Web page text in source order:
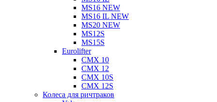
MS16 NEW
MS16 IL NEW
MS20 NEW
MS12S
MS15S
Eurolifter
CMX 10
CMX 12
CMX 10S
CMX 12S
Колеса для ричтраков